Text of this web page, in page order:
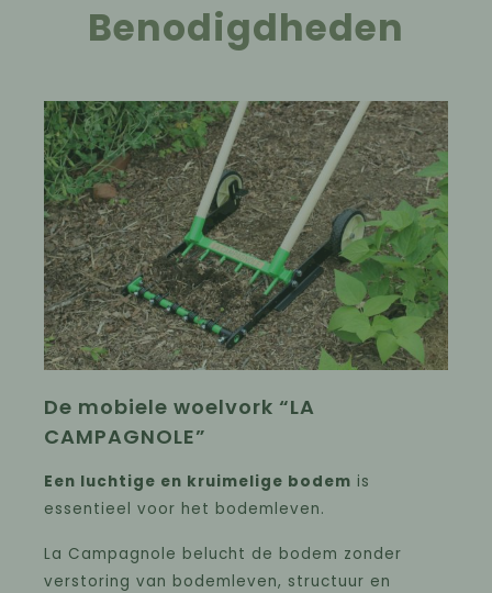
Benodigdheden
De mobiele woelvork “LA
CAMPAGNOLE”
Een luchtige en kruimelige bodem is
essentieel voor het bodemleven.
La Campagnole belucht de bodem zonder
verstoring van bodemleven, structuur en